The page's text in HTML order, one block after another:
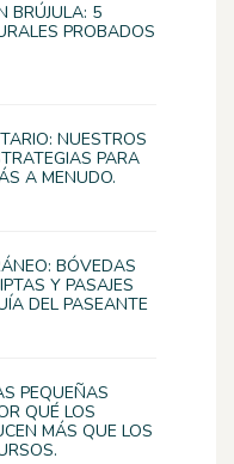
BRÚJULA: 5
PROBADOS
NUESTROS
PARA
A MENUDO.
BÓVEDAS
Y PASAJES
DEL PASEANTE
PEQUEÑAS
QUÉ LOS
MÁS QUE LOS